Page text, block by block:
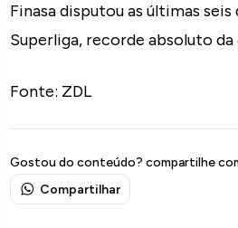
Finasa disputou as últimas seis
Superliga, recorde absoluto
Fonte: ZDL
Gostou do conteúdo? compartilhe
Compartilhar